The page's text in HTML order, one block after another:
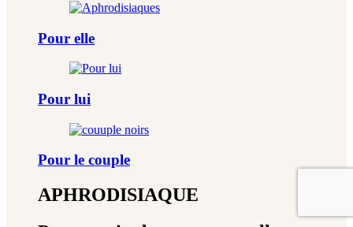
Pour elle
Pour lui
Pour le couple
APHRODISIAQUE